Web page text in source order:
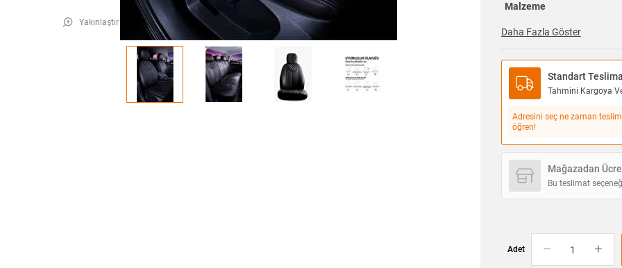
Yakınlaştır
Malzeme
Daha Fazla Göster
Standart
Tahmini Kargoya
Adresini seç ne zaman
öğren!
Mağazadan
Bu teslimat
Adet